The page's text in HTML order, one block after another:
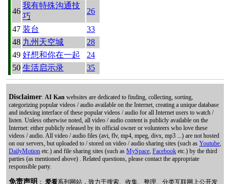
46
我有特殊沟通技
巧
26
47 装台
33
48 九州天空城
28
49 好想和你在一起
24
50 生活启示录 35
Disclaimer: AI Kan websites are dedicated to finding, collecting, sorting,
categorizing popular videos / audio available on the Internet, creating a unique database
and indexing interface of these popular videos / audio for all Internet users to watch /
listen. Unless otherwise noted, all video / audio content is publicly available on the
Internet: either publicly released by its official owner or volunteers who love these
videos / audio. All video / audio files (avi, flv, mp4, mpeg, divx, mp3 ...) are not hosted
on our servers, but uploaded to / stored on video / audio sharing sites (such as Youtube
DailyMotion etc.) and file sharing sites (such as MySpace Facebook etc.) by the third
parties (as mentioned above) . Related questions, please contact the appropriate
responsible party.
免责声明 ： 爱看系列网站，致力于搜索、收集、整理、分类互联网上公开发